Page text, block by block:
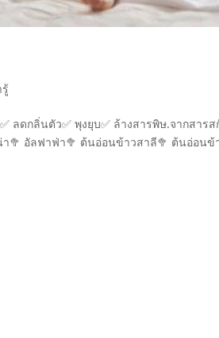
ลดกลิ่นตัว✅ พุงยุบ✅ ล้างสารพิษ.จากสา
🥦 อัลฟาฟ่า🥦 ต้นอ่อนข้าวสาลี🥦 ต้นอ่อนข้